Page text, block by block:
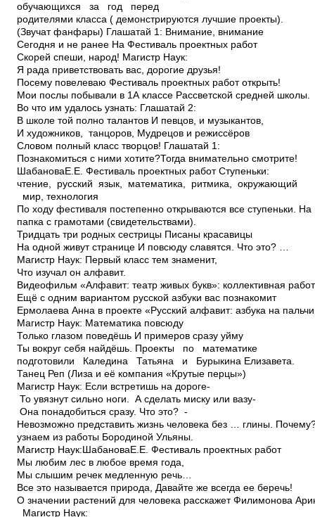
обучающихся за год перед
родителями класса ( демонстрируются лучшие проекты).
(Звучат фанфары) Глашатай 1: Внимание, внимание
Сегодня и не ранее На Фестиваль проектных работ
Скорей спеши, народ! Магистр Наук:
Я рада приветствовать вас, дорогие друзья!
Посему повелеваю Фестиваль проектных работ открыть!
Мои послы побывали в 1А классе Рассветской средней школы.
Во что им удалось узнать: Глашатай 2:
В школе той полно талантов И певцов, и музыкантов,
И художников, танцоров, Мудрецов и режиссёров
Словом полный класс творцов! Глашатай 1:
Познакомиться с ними хотите?Тогда внимательно смотрите!
ШабановаЕ.Е. Фестиваль проектных работ Ступеньки:
чтение, русский язык, математика, ритмика, окружающий
мир, технология
По ходу фестиваля постепенно открываются все ступеньки.
папка с грамотами (свидетельствами).
Тридцать три родных сестрицы Писаны красавицы
На одной живут странице И повсюду славятся. Что это? …
Магистр Наук: Первый класс тем знаменит,
Что изучал он алфавит.
Видеофильм «Алфавит: театр живых букв»: коллективная
Ещё с одним вариантом русской азбуки вас познакомит
Ермолаева Анна в проекте «Русский алфавит: азбука на
Магистр Наук: Математика повсюду
Только глазом поведёшь И примеров сразу уйму
Ты вокруг себя найдёшь. Проекты по математике
подготовили Каледина Татьяна и Бурыкина Елизавета.
Танец Реп (Лиза и её компания «Крутые перцы»)
Магистр Наук: Если встретишь на дороге­
То увязнут сильно ноги. А сделать миску или вазу­
Она понадобиться сразу. Что это? ­
Невозможно представить жизнь человека без … глины.
узнаем из работы Бородиной Ульяны.
Магистр Наук:ШабановаЕ.Е. Фестиваль проектных работ
Мы любим лес в любое время года,
Мы слышим речек медленную речь…
Все это называется природа, Давайте же всегда ее беречь!
О значении растений для человека расскажет Филимонова
Магистр Наук: